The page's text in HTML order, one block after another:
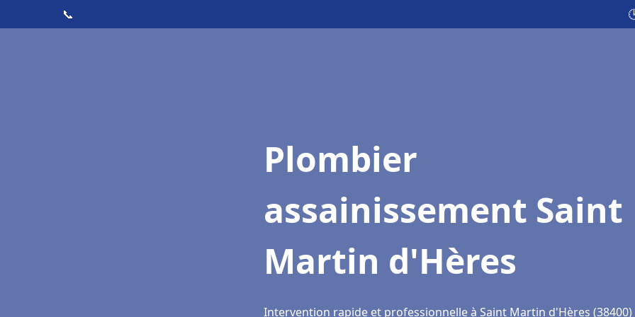
📞
Plombier
assainissement Saint
Martin d'Hères
Intervention rapide et professionnelle à Saint Martin d'Hères (38400)